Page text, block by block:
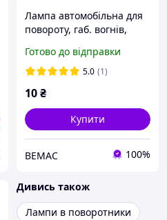
Лампа автомобільна для
повороту, габ. вогнів,
панелі General Electric
501 WY5W 12V
Готово до відправки
5.0 (1)
10₴
Купити
ВЕМАС 100%
Дивись також
Лампи в поворотники